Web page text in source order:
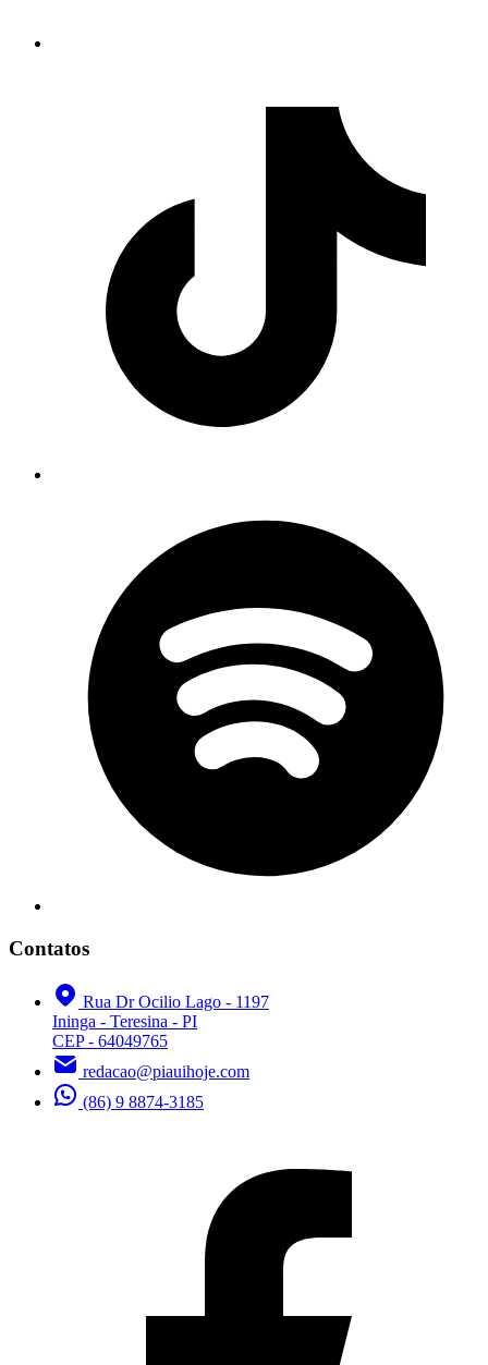
Contatos
Rua Dr Ocilio Lago - 1197
Ininga - Teresina - PI
CEP - 64049765
redacao@piauihoje.com
(86) 9 8874-3185